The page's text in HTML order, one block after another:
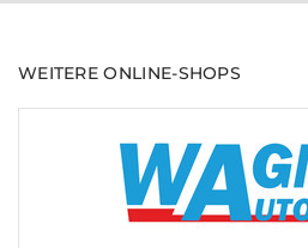
WEITERE ONLINE-SHOPS